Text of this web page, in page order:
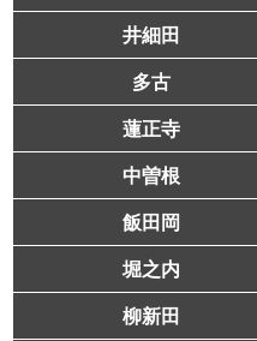
井細田
多古
蓮正寺
中曽根
飯田岡
堀之内
柳新田